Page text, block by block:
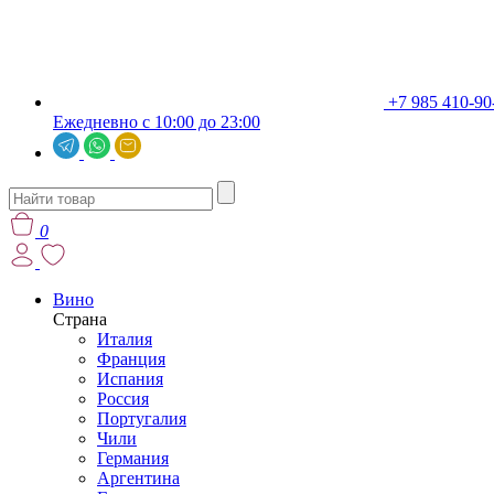
+7 985 410-
Ежедневно с 10:00 до 23:00
0
Вино
Страна
Италия
Франция
Испания
Россия
Португалия
Чили
Германия
Аргентина